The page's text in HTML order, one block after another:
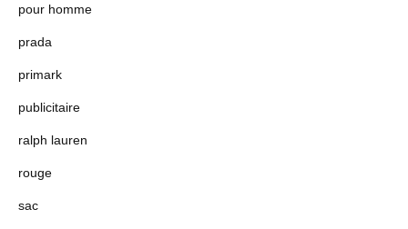
pour homme
prada
primark
publicitaire
ralph lauren
rouge
sac